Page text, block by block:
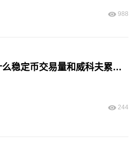
988
以太坊作为新的全球结算基础设施：为什么稳定币交易量和威科夫累积表明其在 2026 年是必须持有的仓位
244